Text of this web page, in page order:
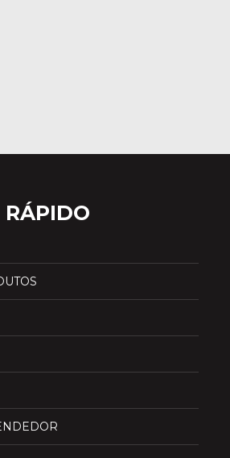
RÁPIDO